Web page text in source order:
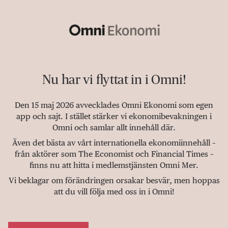
Nu har vi flyttat in i Omni!
Den 15 maj 2026 avvecklades Omni Ekonomi som egen
app och sajt. I stället stärker vi ekonomibevakningen i
Omni och samlar allt innehåll där.
Även det bästa av vårt internationella ekonomiinnehåll –
från aktörer som The Economist och Financial Times –
finns nu att hitta i medlemstjänsten Omni Mer.
Vi beklagar om förändringen orsakar besvär, men hoppas
att du vill följa med oss in i Omni!